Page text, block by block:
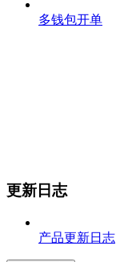
多钱包开单
更新日志
产品更新日志